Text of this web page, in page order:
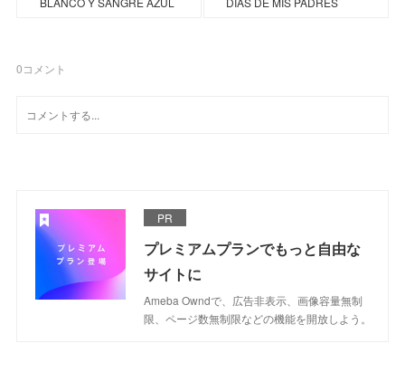
0コメント
PR
プレミアムプランでもっと自由な
サイトに
Ameba Owndで、広告非表示、画像容量無制
限、ページ数無制限などの機能を開放しよう。